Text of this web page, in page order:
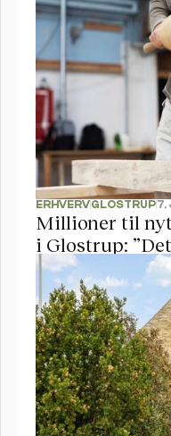
ERHVERVGLOSTRUP7.
Millioner til
i Glostrup:
verdensklasse”